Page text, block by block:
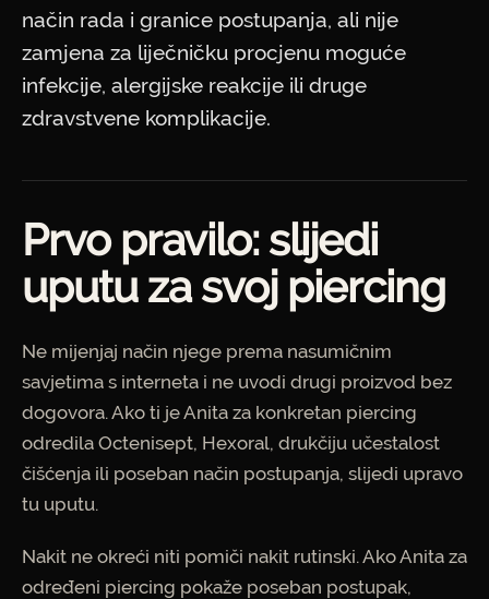
način rada i granice postupanja, ali nije
zamjena za liječničku procjenu moguće
infekcije, alergijske reakcije ili druge
zdravstvene komplikacije.
Prvo pravilo: slijedi
uputu za svoj piercing
Ne mijenjaj način njege prema nasumičnim
savjetima s interneta i ne uvodi drugi proizvod bez
dogovora. Ako ti je Anita za konkretan piercing
odredila Octenisept, Hexoral, drukčiju učestalost
čišćenja ili poseban način postupanja, slijedi upravo
tu uputu.
Nakit ne okreći niti pomiči nakit rutinski. Ako Anita za
određeni piercing pokaže poseban postupak,